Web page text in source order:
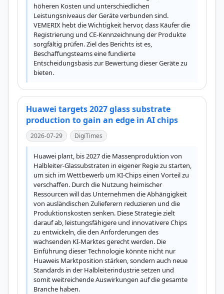
höheren Kosten und unterschiedlichen
Leistungsniveaus der Geräte verbunden sind.
VEMERIX hebt die Wichtigkeit hervor, dass Käufer die
Registrierung und CE-Kennzeichnung der Produkte
sorgfältig prüfen. Ziel des Berichts ist es,
Beschaffungsteams eine fundierte
Entscheidungsbasis zur Bewertung dieser Geräte zu
bieten.
Huawei targets 2027 glass substrate
production to gain an edge in AI chips
2026-07-29 DigiTimes
Huawei plant, bis 2027 die Massenproduktion von
Halbleiter-Glassubstraten in eigener Regie zu starten,
um sich im Wettbewerb um KI-Chips einen Vorteil zu
verschaffen. Durch die Nutzung heimischer
Ressourcen will das Unternehmen die Abhängigkeit
von ausländischen Zulieferern reduzieren und die
Produktionskosten senken. Diese Strategie zielt
darauf ab, leistungsfähigere und innovativere Chips
zu entwickeln, die den Anforderungen des
wachsenden KI-Marktes gerecht werden. Die
Einführung dieser Technologie könnte nicht nur
Huaweis Marktposition stärken, sondern auch neue
Standards in der Halbleiterindustrie setzen und
somit weitreichende Auswirkungen auf die gesamte
Branche haben.